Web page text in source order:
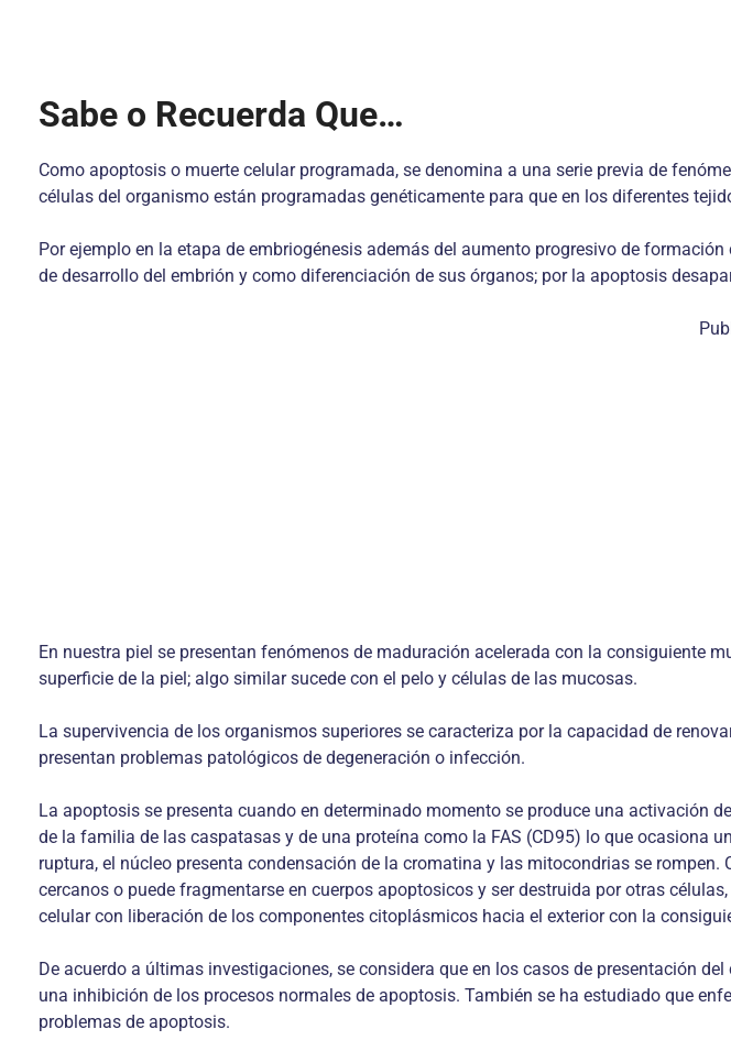
Sabe o Recuerda Que…
Como apoptosis o muerte celular programada, se denomina a una serie previa de
células del organismo están programadas genéticamente para que en los diferentes
Por ejemplo en la etapa de embriogénesis además del aumento progresivo de
de desarrollo del embrión y como diferenciación de sus órganos; por la apoptosis
En nuestra piel se presentan fenómenos de maduración acelerada con la consiguiente
superficie de la piel; algo similar sucede con el pelo y células de las mucosas.
La supervivencia de los organismos superiores se caracteriza por la capacidad de
presentan problemas patológicos de degeneración o infección.
La apoptosis se presenta cuando en determinado momento se produce una activación
de la familia de las caspatasas y de una proteína como la FAS (CD95) lo que ocasiona
ruptura, el núcleo presenta condensación de la cromatina y las mitocondrias se
cercanos o puede fragmentarse en cuerpos apoptosicos y ser destruida por otras
celular con liberación de los componentes citoplásmicos hacia el exterior con la
De acuerdo a últimas investigaciones, se considera que en los casos de presentación
una inhibición de los procesos normales de apoptosis. También se ha estudiado que
problemas de apoptosis.